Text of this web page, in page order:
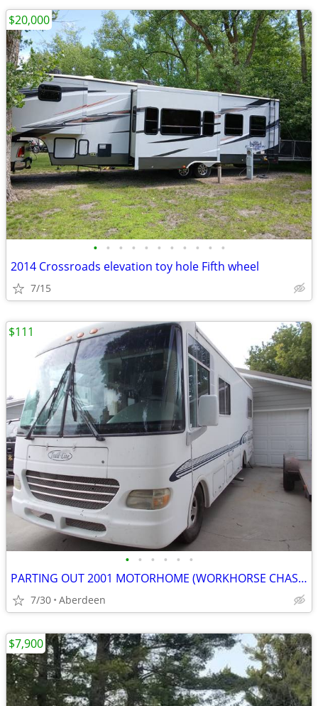
• • • • • • • • • • •
2014 Crossroads elevation toy hole Fifth wheel
7/15
$20,000
• • • • • •
PARTING OUT 2001 MOTORHOME (WORKHORSE CHASSIS
7/30 Aberdeen
$111
$7,900